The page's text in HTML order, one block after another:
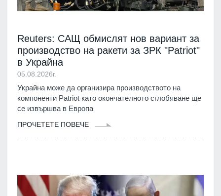
Reuters: САЩ обмислят нов вариант за
производство на ракети за ЗРК "Patriot"
в Украйна
05.08.2026г.
Украйна може да организира производството на
компоненти Patriot като окончателното сглобяване ще
се извършва в Европа
ПРОЧЕТЕТЕ ПОВЕЧЕ